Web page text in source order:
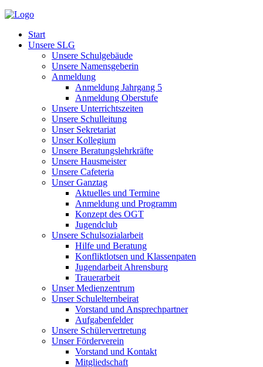
Start
Unsere SLG
Unsere Schulgebäude
Unsere Namensgeberin
Anmeldung
Anmeldung Jahrgang 5
Anmeldung Oberstufe
Unsere Unterrichtszeiten
Unsere Schulleitung
Unser Sekretariat
Unser Kollegium
Unsere Beratungslehrkräfte
Unsere Hausmeister
Unsere Cafeteria
Unser Ganztag
Aktuelles und Termine
Anmeldung und Programm
Konzept des OGT
Jugendclub
Unsere Schulsozialarbeit
Hilfe und Beratung
Konfliktlotsen und Klassenpaten
Jugendarbeit Ahrensburg
Trauerarbeit
Unser Medienzentrum
Unser Schulelternbeirat
Vorstand und Ansprechpartner
Aufgabenfelder
Unsere Schülervertretung
Unser Förderverein
Vorstand und Kontakt
Mitgliedschaft